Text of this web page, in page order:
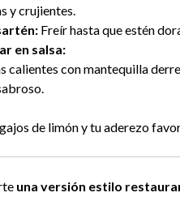
y crujientes.
Freír hasta que estén
en salsa:
calientes con mantequilla
de limón y tu aderezo
una versión estilo